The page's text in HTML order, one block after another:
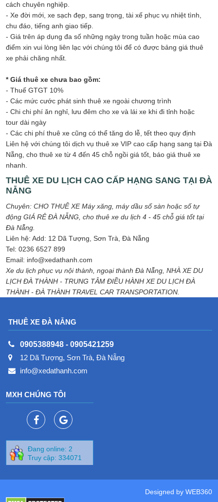
cách chuyên nghiệp.
- Xe đời mới, xe sạch đẹp, sang trọng, tài xế phục vụ nhiệt tình,
chu đáo, tiếng anh giao tiếp.
- Giá trên áp dụng đa số những ngày trong tuần hoặc mùa cao
điểm xin vui lòng liên lạc với chúng tôi để có được bảng giá thuê
xe phải chăng nhất.
* Giá thuê xe chưa bao gồm:
- Thuế GTGT 10%
- Các mức cước phát sinh thuê xe ngoài chương trình
- Chi chi phí ăn nghỉ, lưu đêm cho xe và lái xe khi đi tỉnh hoặc
tour dài ngày
- Các chi phí thuê xe cũng có thể tăng do lễ, tết theo quy định
Liên hệ với chúng tôi dịch vụ thuê xe VIP cao cấp hạng sang tại Đà
Nẵng, cho thuê xe từ 4 đến 45 chỗ ngồi giá tốt, báo giá thuê xe
nhanh.
THUÊ XE DU LỊCH CAO CẤP HẠNG SANG TẠI ĐÀ
NẴNG
Chuyên: CHO THUÊ XE Máy xăng, máy dầu số sàn hoặc số tự
động GIÁ RẺ ĐÀ NẴNG, cho thuê xe du lịch 4 - 45 chỗ giá tốt tại
Đà Nẵng.
Liên hệ: Add: 12 Dã Tượng, Sơn Trà, Đà Nẵng
Tel: 0236 6527 899
Email: info@xedathanh.com
Xe du lịch phục vụ nội thành, ngoại thành Đà Nẵng, NHÀ XE DU
LỊCH ĐÀ THÀNH - TRUNG TÂM ĐIỀU HÀNH XE DU LỊCH ĐÀ
THÀNH - ĐÀ THÀNH TRAVEL CAR TRANSPORTATION.
THUÊ XE ĐÀ NẴNG
0905388948 - 0905421259
12 Dã Tượng, Sơn Trà, Đà Nẵng
info@xedathanh.com
MXH CHÚNG TÔI
Đang online: 2
Truy cập: 334071
Designed by WEB360